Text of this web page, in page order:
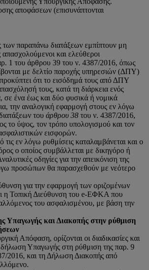
αποφάσεων (επισυνάπτονται
των παραπάνω διατάξεων εμπίπτουν μη
και ελεύθεροι
1 του άρθρου 39 του ν. 4387/2016, όπως
με δελτίο παροχής υπηρεσιών (ΔΠΥ)
προκύπτει ότι το εισόδημά τους από ΔΠΥ
τους, κατά τη διάρκεια ενός
σε ένα έως και δύο φυσικά ή νομικά
την αναλογική εφαρμογή στους εν λόγω
του άρθρου 38 του ν. 4387/2016,
το ύψος, τον τρόπο υπολογισμού και τον
εισφορών.
τις εν λόγω ρυθμίσεις καταλαμβάνεται και ο
ο οποίος συμβάλλεται με δικηγόρο ή
οδηγίες για την απεικόνιση της
προσώπων θα παρασχεθούν με νεότερο
για την εφαρμογή των οριζομένων
η Τοπική Διεύθυνση του e-ΕΦΚΑ που
του ασφαλισμένου, με βάση την
Υπαγωγής και Διακοπής στην ρύθμιση
Απόφαση, ορίζονται οι διαδικασίες και
δήλωση Υπαγωγής στη ρύθμιση της παρ. 9
2016, και τη Δήλωση Διακοπής από